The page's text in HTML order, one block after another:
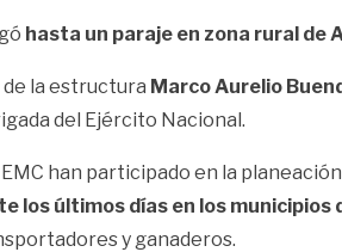
hasta un paraje en zona rural de
la estructura Marco Aurelio
del Ejército Nacional.
han participado en la
últimos días en los municipios
y ganaderos.